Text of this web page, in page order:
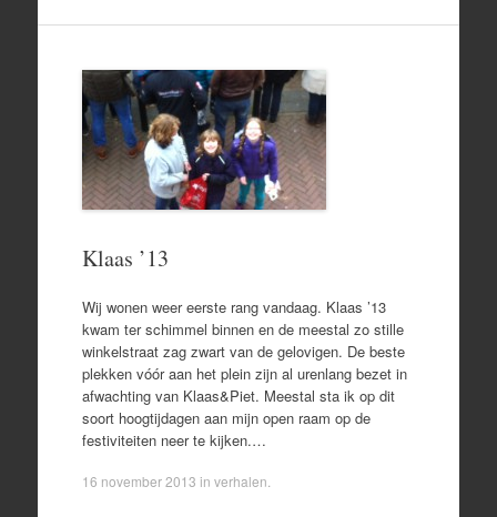
Klaas ’13
Wij wonen weer eerste rang vandaag. Klaas ’13
kwam ter schimmel binnen en de meestal zo stille
winkelstraat zag zwart van de gelovigen. De beste
plekken vóór aan het plein zijn al urenlang bezet in
afwachting van Klaas&Piet. Meestal sta ik op dit
soort hoogtijdagen aan mijn open raam op de
festiviteiten neer te kijken.…
16 november 2013 in verhalen